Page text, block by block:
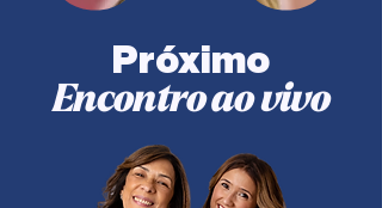
Próximo
Encontro ao vivo